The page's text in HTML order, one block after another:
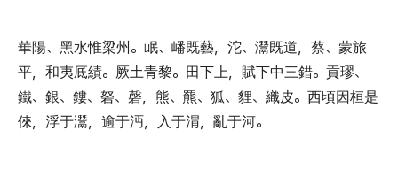
華陽、 黑水惟梁州 。 岷、 嶓既藝， 沱、 灊既道， 蔡、 蒙旅
平， 和夷厎績。 厥土青黎。 田下上， 賦下中三錯。 貢璆、
鐵、 銀、 鏤、 砮、 磬， 熊、 羆、 狐、 貍、 織皮。 西頃因桓是
倈， 浮于灊， 逾于沔， 入于渭， 亂于河。